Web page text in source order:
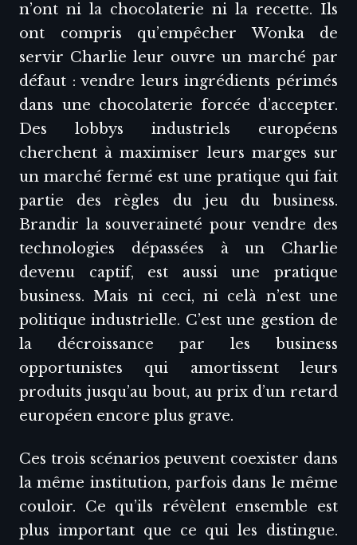
n’ont ni la chocolaterie ni la recette. Ils
ont compris qu’empêcher Wonka de
servir Charlie leur ouvre un marché par
défaut : vendre leurs ingrédients périmés
dans une chocolaterie forcée d’accepter.
Des lobbys industriels européens
cherchent à maximiser leurs marges sur
un marché fermé est une pratique qui fait
partie des règles du jeu du business.
Brandir la souveraineté pour vendre des
technologies dépassées à un Charlie
devenu captif, est aussi une pratique
business. Mais ni ceci, ni celà n’est une
politique industrielle. C’est une gestion de
la décroissance par les business
opportunistes qui amortissent leurs
produits jusqu’au bout, au prix d’un retard
européen encore plus grave.
Ces trois scénarios peuvent coexister dans
la même institution, parfois dans le même
couloir. Ce qu’ils révèlent ensemble est
plus important que ce qui les distingue.